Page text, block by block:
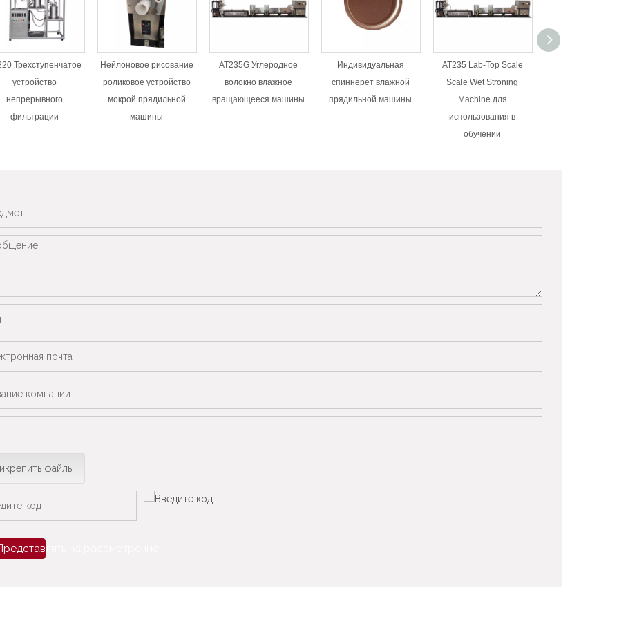
Трехступенчатое
устройство
непрерывного
фильтрации
Нейлоновое рисование
роликовое устройство
мокрой прядильной
машины
AT235G Углеродное
волокно влажное
вращающееся машины
Индивидуальная
спиннерет влажной
прядильной машины
AT235 Lab-Top Scale
Scale Wet Stroning
Machine для
использования в
обучении
файлы
на рассмотрение